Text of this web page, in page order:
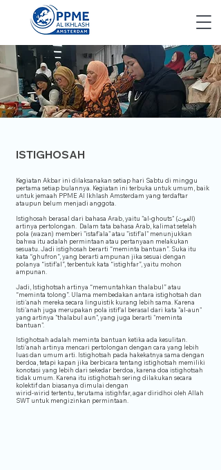
ISTIGHOSAH
Kegiatan Akbar ini dilaksanakan setiap hari Sabtu di minggu
pertama setiap bulannya. Kegiatan ini terbuka untuk umum, baik
untuk jemaah PPME Al Ikhlash Amsterdam yang terdaftar
ataupun belum menjadi anggota.
Istighosah berasal dari bahasa Arab, yaitu "al-ghouts" (الغوث)
artinya pertolongan. Dalam tata bahasa Arab, kalimat setelah
pola (wazan) memberi "istaf'ala" atau "istif'al" menunjukkan
bahwa itu adalah permintaan atau pertanyaan melakukan
sesuatu. Jadi istighosah berarti “meminta bantuan”. Suka itu
kata “ghufron”, yang berarti ampunan jika sesuai dengan
polanya “istif’al”, terbentuk kata “istighfar”, yaitu mohon
ampunan.
Jadi, Istighotsah artinya “memuntahkan thalabul” atau
“meminta tolong”. Ulama membedakan antara istighotsah dan
isti'anah mereka secara linguistik kurang lebih sama. Karena
Isti'anah juga merupakan pola istif'al berasal dari kata "al-aun"
yang artinya "thalabul aun", yang juga berarti "meminta
bantuan".
Istighotsah adalah meminta bantuan ketika ada kesulitan.
Isti'anah artinya mencari pertolongan dengan cara yang lebih
luas dan umum arti. Istighotsah pada hakekatnya sama dengan
berdoa, tetapi kapan jika berbicara tentang istighotsah memiliki
konotasi yang lebih dari sekedar berdoa, karena doa istighotsah
tidak umum. Karena itu istighotsah sering dilakukan secara
kolektif dan biasanya dimulai dengan
wirid-wirid tertentu, terutama istighfar, agar diridhoi oleh Allah
SWT untuk mengizinkan permintaan.